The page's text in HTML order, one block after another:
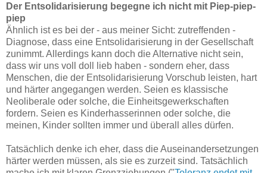
Der Entsolidarisierung begegne ich nicht mit Piep-piep-
piep
Ähnlich ist es bei der - aus meiner Sicht: zutreffenden -
Diagnose, dass eine Entsolidarisierung in der Gesellschaft
zunimmt. Allerdings kann doch die Alternative nicht sein,
dass wir uns voll doll lieb haben - sondern eher, dass
Menschen, die der Entsolidarisierung Vorschub leisten, hart
und härter angegangen werden. Seien es klassische
Neoliberale oder solche, die Einheitsgewerkschaften
fordern. Seien es Kinderhasserinnen oder solche, die
meinen, Kinder sollten immer und überall alles dürfen.
Tatsächlich denke ich eher, dass die Auseinandersetzungen
härter werden müssen, als sie es zurzeit sind. Tatsächlich